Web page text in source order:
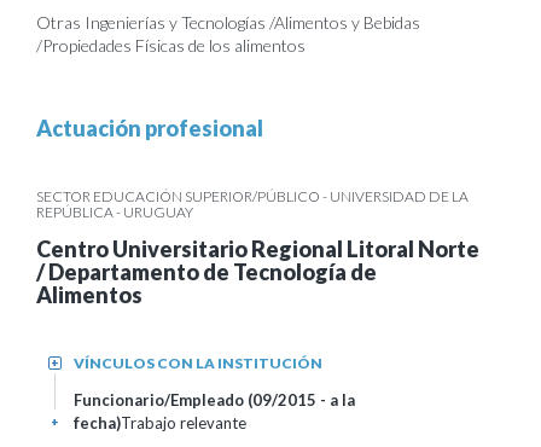
Otras Ingenierías y Tecnologías /Alimentos y Bebidas
/Propiedades Físicas de los alimentos
Actuación profesional
SECTOR EDUCACIÓN SUPERIOR/PÚBLICO - UNIVERSIDAD DE LA
REPÚBLICA - URUGUAY
Centro Universitario Regional Litoral Norte
/ Departamento de Tecnología de
Alimentos
VÍNCULOS CON LA INSTITUCIÓN
+
Funcionario/Empleado (09/2015 - a la
fecha)Trabajo relevante
+